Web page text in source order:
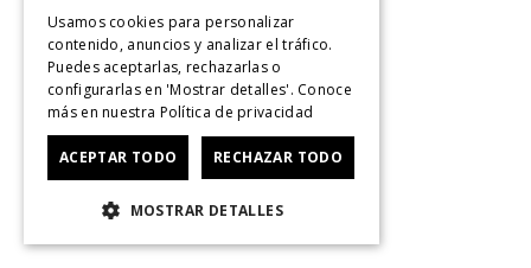
Usamos cookies para personalizar
contenido, anuncios y analizar el tráfico.
Puedes aceptarlas, rechazarlas o
configurarlas en 'Mostrar detalles'. Conoce
más en nuestra Política de privacidad
ACEPTAR TODO RECHAZAR TODO
MOSTRAR DETALLES